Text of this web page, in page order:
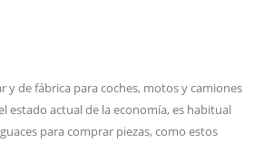
y de fábrica para coches, motos y camiones
estado actual de la economía, es habitual
para comprar piezas, como estos